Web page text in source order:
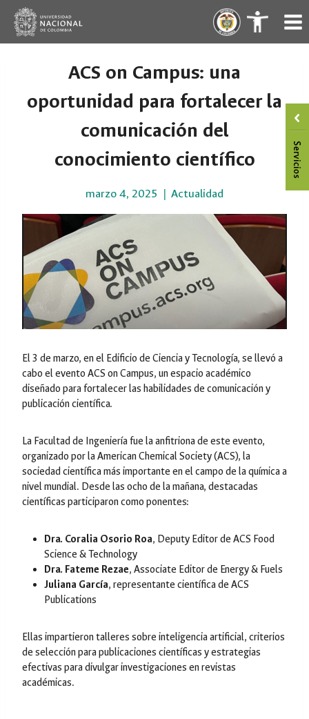
Saltar
contenido
. .
ACS on Campus: una
oportunidad para fortalecer la
comunicación del
conocimiento científico
marzo 4, 2025 Actualidad
El 3 de marzo, en el Edificio de Ciencia y Tecnología, se llevó a
cabo el evento ACS on Campus, un espacio académico
diseñado para fortalecer las habilidades de comunicación y
publicación científica.
La Facultad de Ingeniería fue la anfitriona de este evento,
organizado por la American Chemical Society (ACS), la
sociedad científica más importante en el campo de la química a
nivel mundial. Desde las ocho de la mañana, destacadas
científicas participaron como ponentes:
Dra. Coralia Osorio Roa, Deputy Editor de ACS Food
Science & Technology
Dra. Fateme Rezae, Associate Editor de Energy & Fuels
Juliana García, representante científica de ACS
Publications
Ellas impartieron talleres sobre inteligencia artificial, criterios
de selección para publicaciones científicas y estrategias
efectivas para divulgar investigaciones en revistas
académicas.